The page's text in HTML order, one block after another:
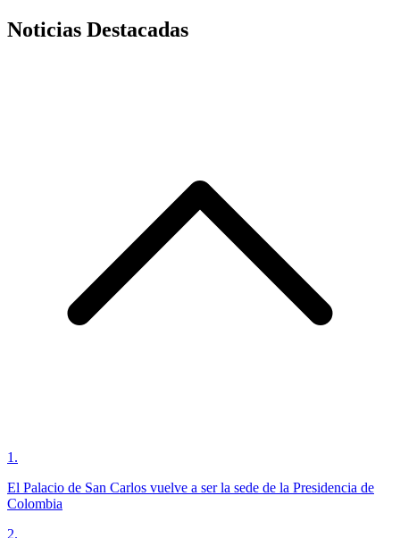
Noticias Destacadas
1 .
El Palacio de San Carlos vuelve a ser la sede de la Presidencia de
Colombia
2.